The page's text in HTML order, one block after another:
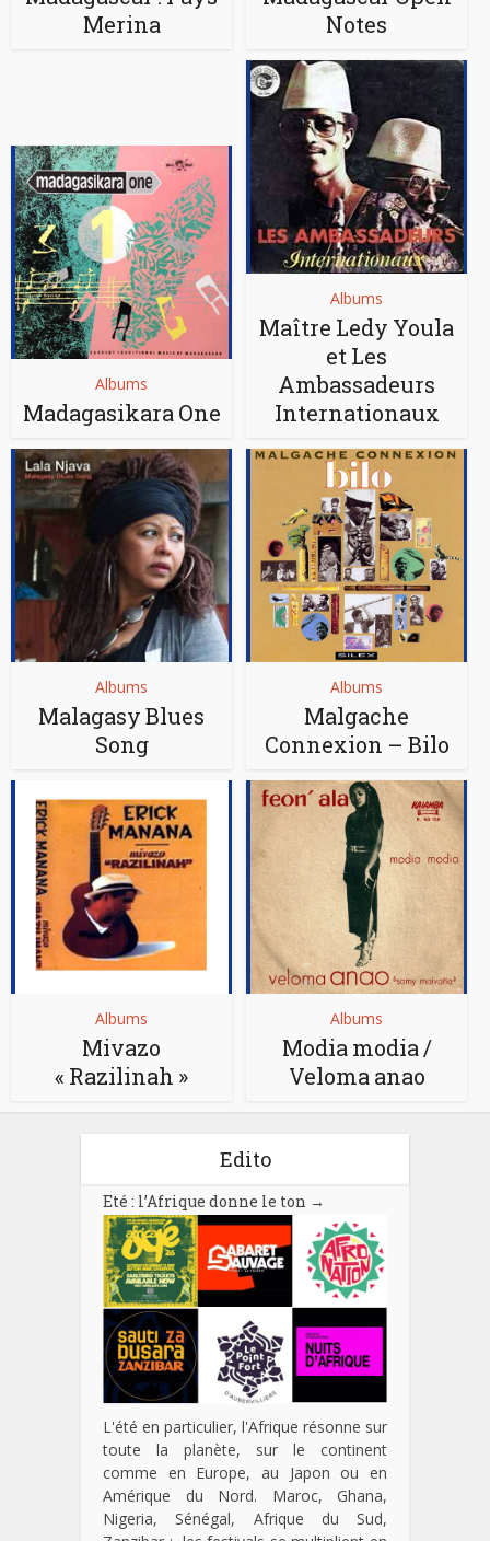
Merina
Notes
Albums
Madagasikara One
Albums
Maître Ledy Youla
et Les
Ambassadeurs
Internationaux
Albums
Malagasy Blues
Song
Albums
Malgache
Connexion – Bilo
Albums
Mivazo
« Razilinah »
Albums
Modia modia /
Veloma anao
Edito
Eté : l’Afrique donne le ton →
L'été en particulier, l'Afrique résonne sur
toute la planète, sur le continent
comme en Europe, au Japon ou en
Amérique du Nord. Maroc, Ghana,
Nigeria, Sénégal, Afrique du Sud,